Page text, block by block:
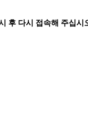
후 다시 접속해 주십시